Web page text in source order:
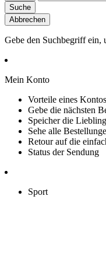
Suche
Abbrechen
Gebe den Suchbegriff ein,
Mein Konto
Vorteile eines
Gebe die nächsten
Speicher die
Sehe alle
Retour auf die
Status der Sendung
Sport